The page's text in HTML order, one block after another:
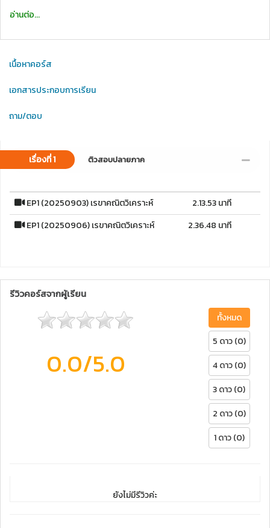
อ่านต่อ...
เนื้อหาคอร์ส
เอกสารประกอบการเรียน
ถาม/ตอบ
เรื่องที่ 1 ติวสอบปลายภาค
EP1 (20250903) เรขาคณิตวิเคราะห์
2.13.53 นาที
EP1 (20250906) เรขาคณิตวิเคราะห์
2.36.48 นาที
รีวิวคอร์สจากผู้เรียน
0.0/5.0
ทั้งหมด
5 ดาว (0)
4 ดาว (0)
3 ดาว (0)
2 ดาว (0)
1 ดาว (0)
ยังไม่มีรีวิวค่ะ